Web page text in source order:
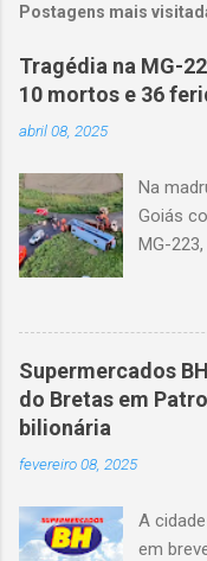
Postagens mais
Tragédia na MG-
10 mortos e 36
abril 08, 2025
Na
Goiás
MG-
volta
quando
vítimas
Supermercados
do Bretas em
bilionária
fevereiro 08, 2025
A
em